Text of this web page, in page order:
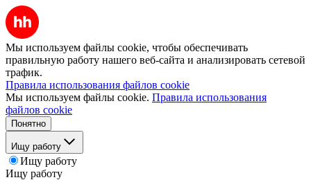
Мы используем файлы cookie, чтобы обеспечивать
правильную работу нашего веб-сайта и анализировать сетевой
трафик.
Правила использования файлов cookie
Мы используем файлы cookie. Правила использования
файлов cookie
Понятно
Ищу работу
Ищу работу
Ищу работу